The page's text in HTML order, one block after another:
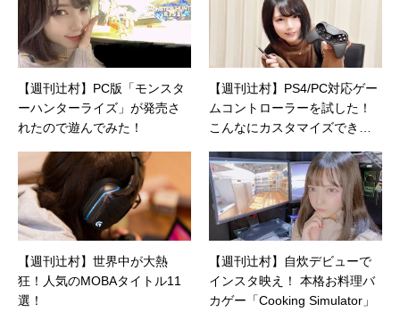
【週刊辻村】PC版「モンスタ
ーハンターライズ」が発売さ
れたので遊んでみた！
【週刊辻村】PS4/PC対応ゲー
ムコントローラーを試した！
こんなにカスタマイズできる
【週刊辻村】世界中が大熱
狂！人気のMOBAタイトル11
選！
【週刊辻村】自炊デビューで
インスタ映え！ 本格お料理バ
カゲー「Cooking Simulator」